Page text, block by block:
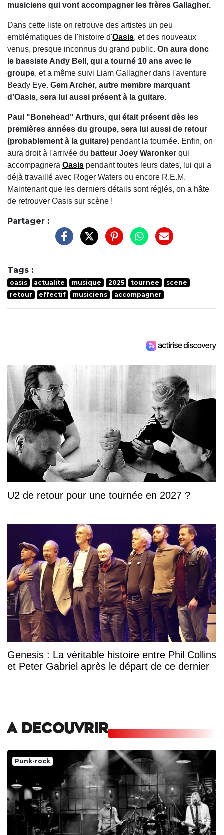
musiciens qui vont accompagner les frères Gallagher.
Dans cette liste on retrouve des artistes un peu
emblématiques de l'histoire d'Oasis, et des nouveaux
venus, presque inconnus du grand public. On aura donc
le bassiste Andy Bell, qui a tourné 10 ans avec le
groupe, et a même suivi Liam Gallagher dans l'aventure
Beady Eye. Gem Archer, autre membre marquant
d'Oasis, sera lui aussi présent à la guitare.
Paul "Bonehead" Arthurs, qui était présent dès les
premières années du groupe, sera lui aussi de retour
(probablement à la guitare) pendant la tournée. Enfin, on
aura droit à l'arrivée du batteur Joey Waronker qui
accompagnera Oasis pendant toutes leurs dates, lui qui a
déjà travaillé avec Roger Waters ou encore R.E.M.
Maintenant que les derniers détails sont réglés, on a hâte
de retrouver Oasis sur scène !
Partager :
Tags :
oasis actualite musique 2025 tournee
scene
retour
effectif musiciens accompagner
U2 de retour pour une tournée en 2027 ?
Genesis : La véritable histoire entre Phil Collins
et Peter Gabriel après le départ de ce dernier
A DECOUVRIR
Punk-rock